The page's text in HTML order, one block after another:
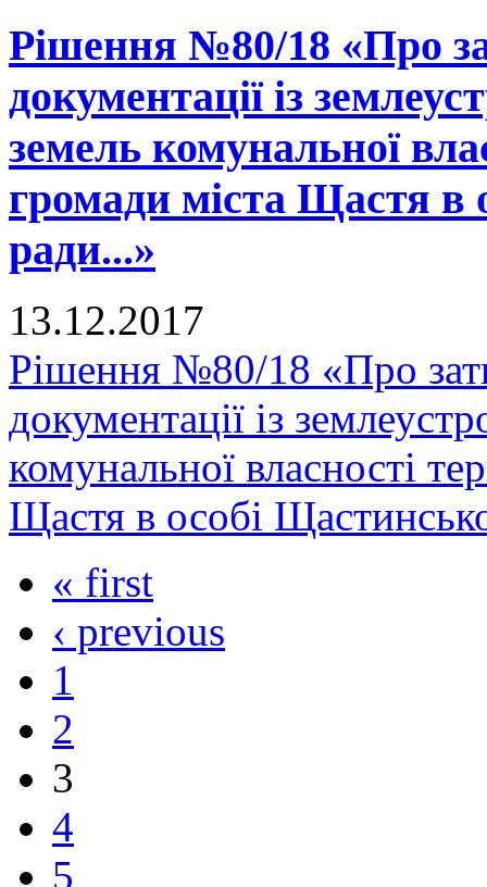
Рішення №80/18 «Про
документації із
земель комунальної
громади міста Щастя в
ради...»
13.12.2017
Рішення №80/18 «Про
документації із
комунальної власності
Щастя в особі
« first
‹ previous
1
2
3
4
5